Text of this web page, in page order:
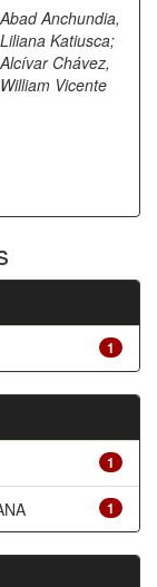
Abad Anchundia,
Liliana Katiusca;
Alcívar Chávez,
William Vicente
1
1
1